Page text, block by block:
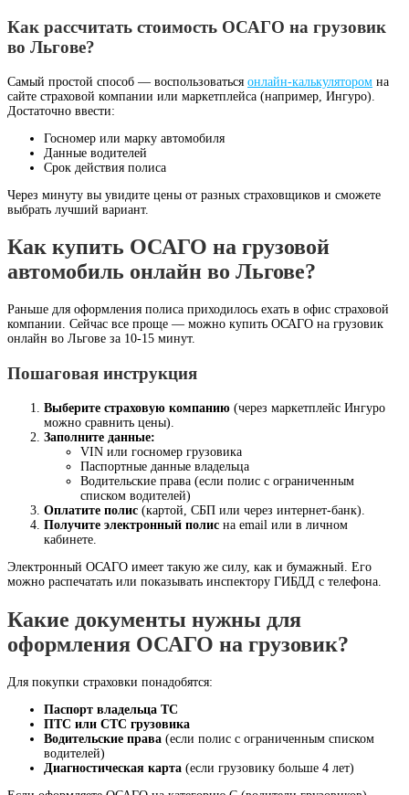
Как рассчитать стоимость ОСАГО на грузовик
во Льгове?
Самый простой способ — воспользоваться онлайн-калькулятором на
сайте страховой компании или маркетплейса (например, Ингуро).
Достаточно ввести:
Госномер или марку автомобиля
Данные водителей
Срок действия полиса
Через минуту вы увидите цены от разных страховщиков и сможете
выбрать лучший вариант.
Как купить ОСАГО на грузовой
автомобиль онлайн во Льгове?
Раньше для оформления полиса приходилось ехать в офис страховой
компании. Сейчас все проще — можно купить ОСАГО на грузовик
онлайн во Льгове за 10-15 минут.
Пошаговая инструкция
Выберите страховую компанию (через маркетплейс Ингуро
можно сравнить цены).
Заполните данные:
VIN или госномер грузовика
Паспортные данные владельца
Водительские права (если полис с ограниченным
списком водителей)
Оплатите полис (картой, СБП или через интернет-банк).
Получите электронный полис на email или в личном
кабинете.
Электронный ОСАГО имеет такую же силу, как и бумажный. Его
можно распечатать или показывать инспектору ГИБДД с телефона.
Какие документы нужны для
оформления ОСАГО на грузовик?
Для покупки страховки понадобятся:
Паспорт владельца ТС
ПТС или СТС грузовика
Водительские права (если полис с ограниченным списком
водителей)
Диагностическая карта (если грузовику больше 4 лет)